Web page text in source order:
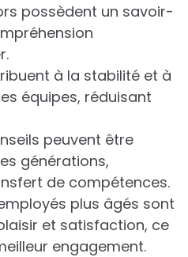
possèdent un savoir-
à la stabilité et à
équipes, réduisant
peuvent être
générations,
de compétences.
plus âgés sont
et satisfaction, ce
engagement.